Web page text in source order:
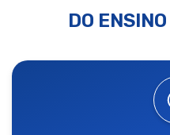
DO